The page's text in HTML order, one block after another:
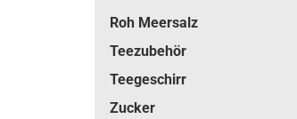
Roh Meersalz
Teezubehör
Teegeschirr
Zucker